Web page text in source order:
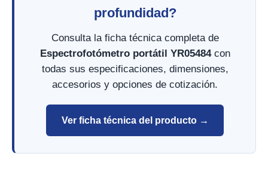
profundidad?
Consulta la ficha técnica completa de
Espectrofotómetro portátil YR05484con
todas sus especificaciones, dimensiones,
accesorios y opciones de cotización.
Ver ficha técnica del producto →